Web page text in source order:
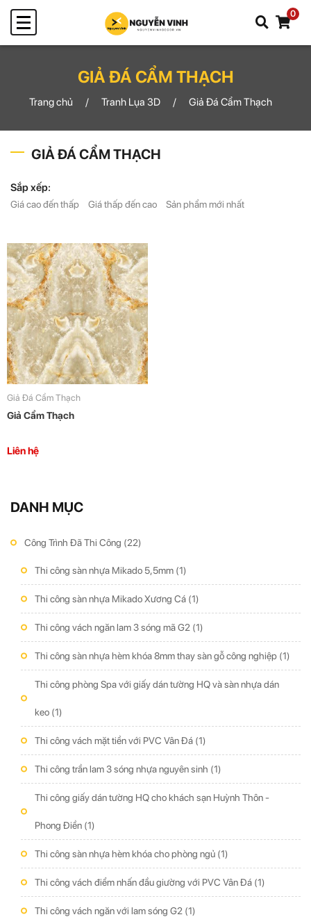
0
GIẢ ĐÁ CẨM THẠCH
Trang chủ Tranh Lụa 3D Giả Đá Cẩm Thạch
DANH MỤC
Công Trình Đã Thi Công (22)
Thi công sàn nhựa Mikado 5,5mm (1)
Thi công sàn nhựa Mikado Xương Cá (1)
Thi công vách ngăn lam 3 sóng mã G2 (1)
Thi công sàn nhựa hèm khóa 8mm thay sàn gỗ công nghiệp (1)
Thi công phòng Spa với giấy dán tường HQ và sàn nhựa dán
keo (1)
Thi công vách mặt tiền với PVC Vân Đá (1)
Thi công trần lam 3 sóng nhựa nguyên sinh (1)
Thi công giấy dán tường HQ cho khách sạn Huỳnh Thôn -
Phong Điền (1)
Thi công sàn nhựa hèm khóa cho phòng ngủ (1)
Thi công vách điểm nhấn đầu giường với PVC Vân Đá (1)
Thi công vách ngăn với lam sóng G2 (1)
GIẢ ĐÁ CẨM THẠCH
Sắp xếp:
Giá cao đến thấp Giá thấp đến cao Sản phẩm mới nhất
Giả Đá Cẩm Thạch
Giả Cẩm Thạch
Liên hệ